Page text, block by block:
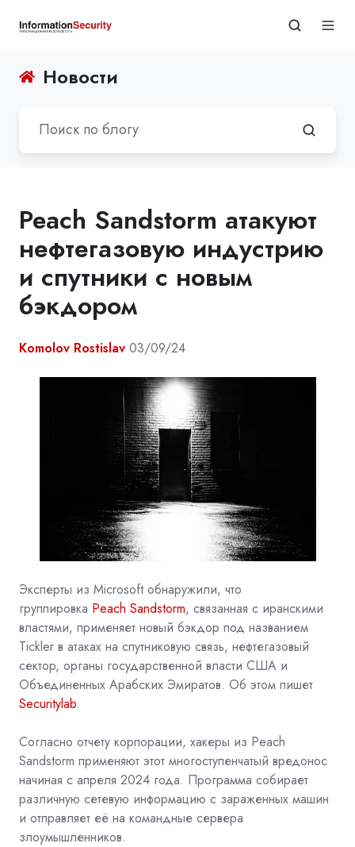
Новости
Peach Sandstorm атакуют
нефтегазовую индустрию
и спутники с новым
бэкдором
Komolov Rostislav 03/09/24
Эксперты из Microsoft обнаружили, что
группировка Peach Sandstorm, связанная с иранскими
властями, применяет новый бэкдор под названием
Tickler в атаках на спутниковую связь, нефтегазовый
сектор, органы государственной власти США и
Объединенных Арабских Эмиратов. Об этом пишет
Securitylab.
Согласно отчету корпорации, хакеры из Peach
Sandstorm применяют этот многоступенчатый вредонос
начиная с апреля 2024 года. Программа собирает
различную сетевую информацию с зараженных машин
и отправляет её на командные сервера
злоумышленников.